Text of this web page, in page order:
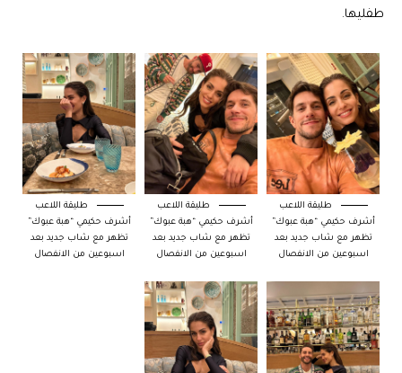
طفليها.
طليقة اللاعب
أشرف حكيمي “هبة عبوك”
تظهر مع شاب جديد بعد
اسبوعين من الانفصال
طليقة اللاعب
أشرف حكيمي “هبة عبوك”
تظهر مع شاب جديد بعد
اسبوعين من الانفصال
طليقة اللاعب
أشرف حكيمي “هبة عبوك”
تظهر مع شاب جديد بعد
اسبوعين من الانفصال